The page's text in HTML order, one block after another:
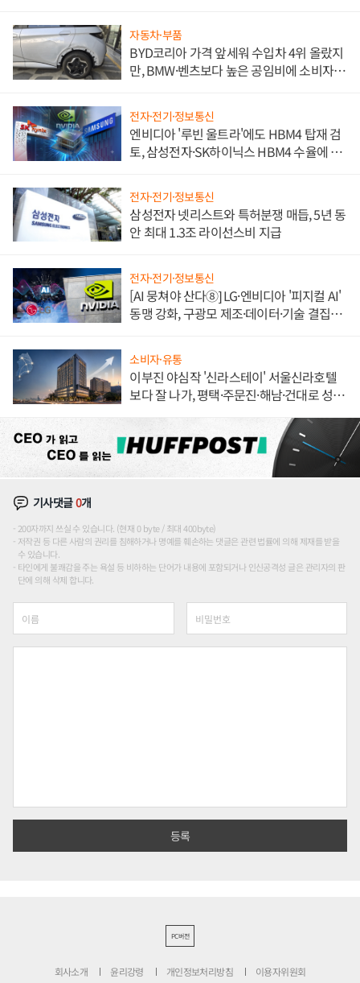
자동차·부품
BYD코리아 가격 앞세워 수입차 4위 올랐지
만, BMW·벤츠보다 높은 공임비에 소비자
전자·전기·정보통신
엔비디아 '루빈 울트라'에도 HBM4 탑재 검
토, 삼성전자·SK하이닉스 HBM4 수율에 주
전자·전기·정보통신
삼성전자 넷리스트와 특허분쟁 매듭, 5년 동
안 최대 1.3조 라이선스비 지급
전자·전기·정보통신
[AI 뭉쳐야 산다⑧] LG·엔비디아 '피지컬 AI'
동맹 강화, 구광모 제조·데이터·기술 결집
소비자·유통
이부진 야심작 '신라스테이' 서울신라호텔
보다 잘 나가, 평택·주문진·해남·건대로 성
기사댓글0개
200자까지 쓰실 수 있습니다. (현재 0 byte / 최대 400byte)
저작권 등 다른 사람의 권리를 침해하거나 명예를 훼손하는 댓글은 관련 법률에 의해 제재를 받을
수 있습니다.
타인에게 불쾌감을 주는 욕설 등 비하하는 단어가 내용에 포함되거나 인신공격성 글은 관리자의 판
단에 의해 삭제 합니다.
PC버전
회사소개 윤리강령 개인정보처리방침 이용자위원회